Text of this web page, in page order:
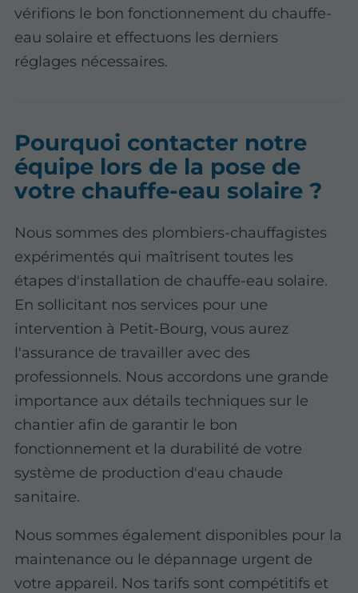
vérifions le bon fonctionnement du chauffe-
eau solaire et effectuons les derniers
réglages nécessaires.
Pourquoi contacter notre
équipe lors de la pose de
votre chauffe-eau solaire ?
Nous sommes des plombiers-chauffagistes
expérimentés qui maîtrisent toutes les
étapes d'installation de chauffe-eau solaire.
En sollicitant nos services pour une
intervention à Petit-Bourg, vous aurez
l'assurance de travailler avec des
professionnels. Nous accordons une grande
importance aux détails techniques sur le
chantier afin de garantir le bon
fonctionnement et la durabilité de votre
système de production d'eau chaude
sanitaire.
Nous sommes également disponibles pour la
maintenance ou le dépannage urgent de
votre appareil. Nos tarifs sont compétitifs et